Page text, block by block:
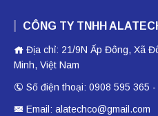
CÔNG TY TNHH
Địa chỉ: 21/9N Ấp Đông, Xã
Minh, Việt Nam
Số điện thoại: 0908 595 365
Email: alatechco@gmail.com